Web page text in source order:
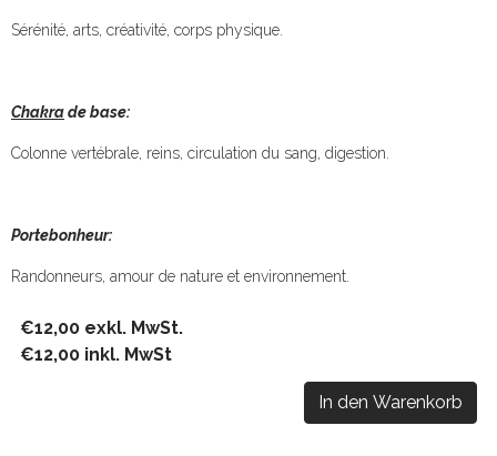
Sérénité, arts, créativité, corps physique.
Chakrade base:
Colonne vertébrale, reins, circulation du sang, digestion.
Portebonheur:
Randonneurs, amour de nature et environnement.
€12,00 exkl. MwSt.
€12,00 inkl. MwSt
In den Warenkorb